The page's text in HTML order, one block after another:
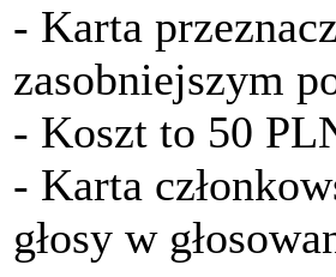
- Karta
zasobniejszym
- Koszt to 50
- Karta
głosy w